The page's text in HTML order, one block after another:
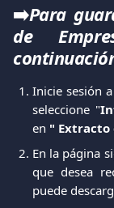
➡️Para
de
Inicie sesión
seleccione "
en " Extracto
En la página
que desea
puede